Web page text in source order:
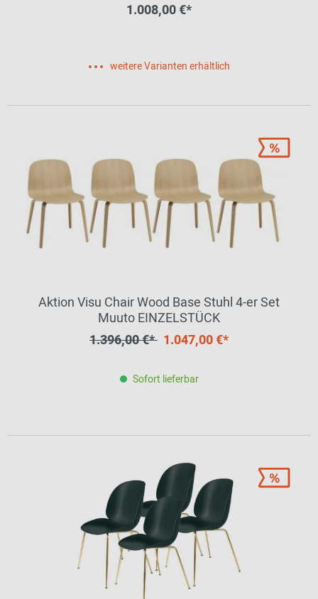
1.008,00 €*
weitere Varianten erhältlich
Aktion Visu Chair Wood Base Stuhl 4-er Set
Muuto EINZELSTÜCK
1.396,00 €* 1.047,00 €*
Sofort lieferbar